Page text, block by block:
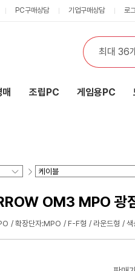
PC구매상담 기업구매상담 로
조립PC 게임용PC
OM3 MPO 광
확장단자:MPO F-F형 라운드형 색